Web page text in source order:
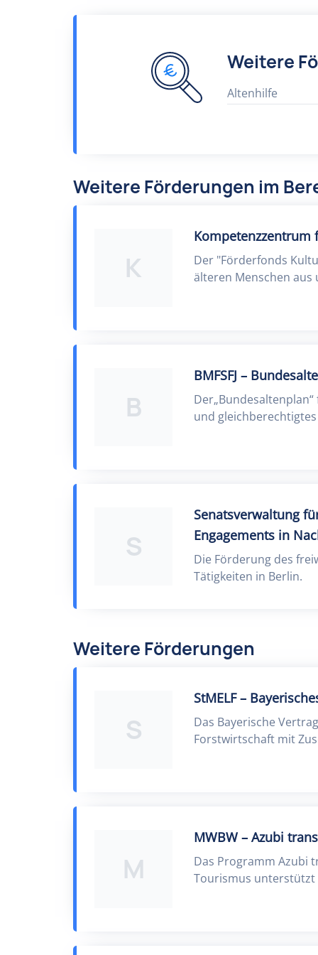
Weitere
Altenhilfe
Weitere Förderungen im
K
Kompetenzzentrum
Der "Förderfonds
älteren Menschen
B
BMFSFJ –
und
S
Senatsverwaltung
Engagements in
Die Förderung des
Tätigkeiten in Berlin.
Weitere Förderungen
S
StMELF –
Das Bayerische
Forstwirtschaft mit
M
MWBW – Azubi
Das Programm Azubi
Tourismus unterstützt